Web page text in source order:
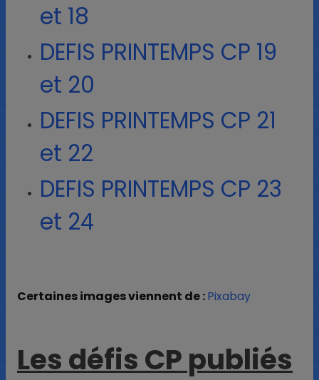
et 18
DEFIS PRINTEMPS CP 19
et 20
DEFIS PRINTEMPS CP 21
et 22
DEFIS PRINTEMPS CP 23
et 24
Certaines images viennent de :Pixabay
Les défis CP publiés